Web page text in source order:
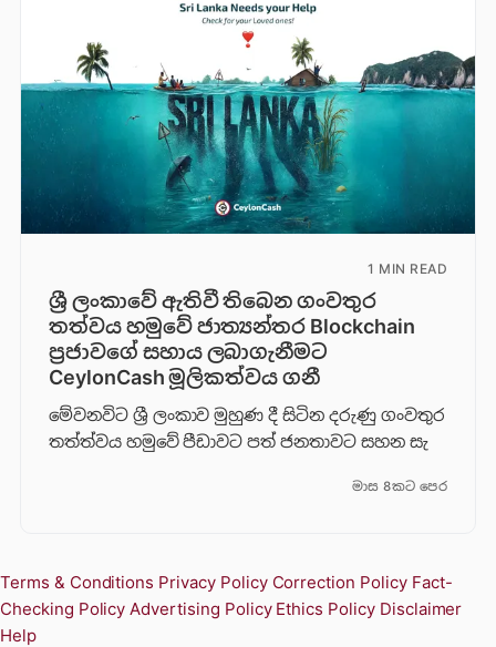
1 MIN READ
ශ්‍රී ලංකාවේ ඇතිවී තිබෙන ගංවතුර
තත්වය හමුවේ ජාත්‍යන්තර Blockchain
ප්‍රජාවගේ සහාය ලබාගැනීමට
CeylonCash මූලිකත්වය ග​නී
මේවනවිට ශ්‍රී ලංකාව මුහුණ දී සිටින දරුණු ගංවතුර
තත්ත්වය හමුවේ පීඩාවට පත් ජනතාවට සහන සැ
මාස 8කට පෙර
Terms & Conditions Privacy Policy Correction Policy Fact-
Checking Policy Advertising Policy Ethics Policy Disclaimer
Help